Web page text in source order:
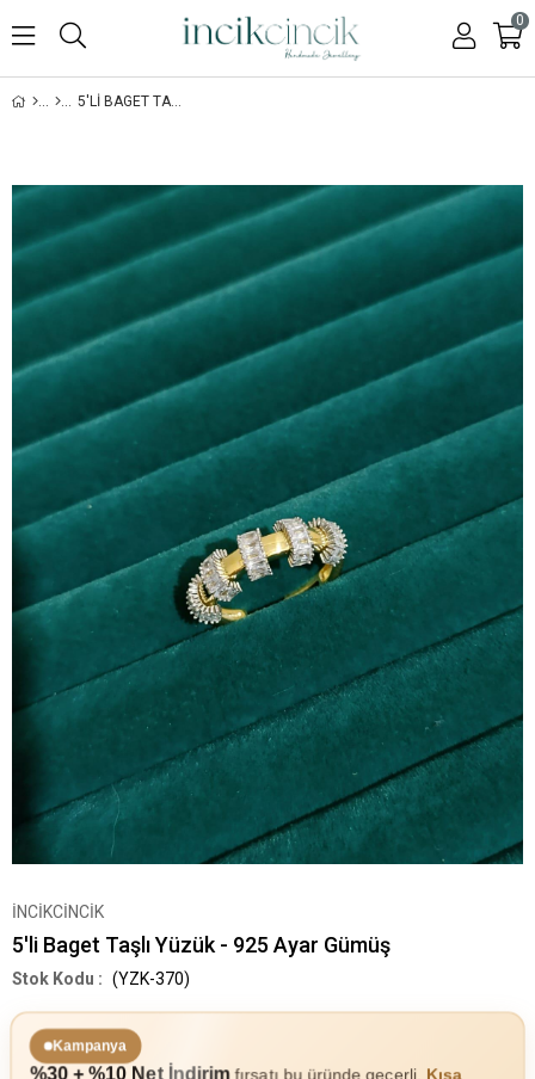
0
5'LI BAGET TAŞLI YÜZÜK - 925 AYAR GÜMÜŞ
İNCİKCİNCİK
5'li Baget Taşlı Yüzük - 925 Ayar Gümüş
(YZK-370)
Kampanya
%30 + %10 Net İndirimfırsatı bu üründe geçerli. Kısa